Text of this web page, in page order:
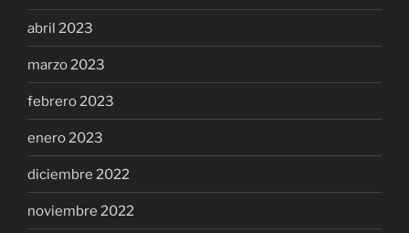
abril 2023
marzo 2023
febrero 2023
enero 2023
diciembre 2022
noviembre 2022